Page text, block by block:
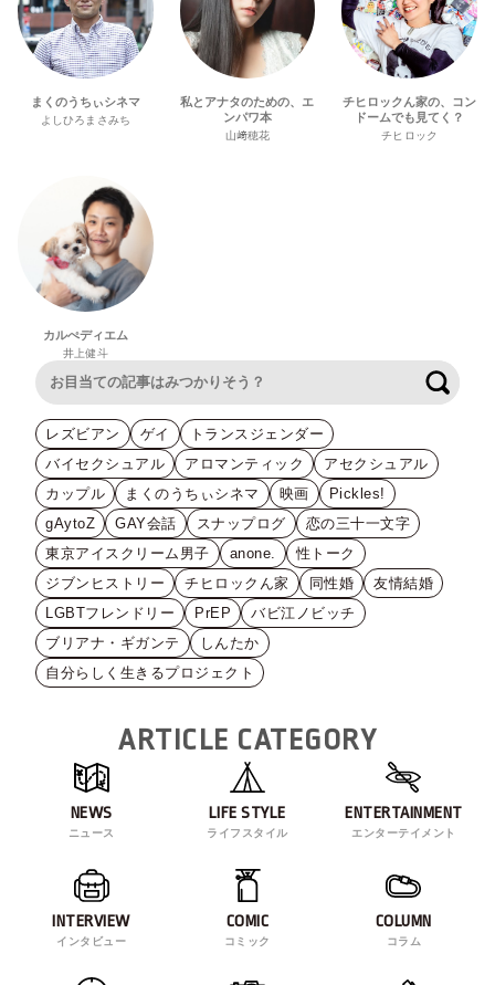
まくのうちぃシネマ
よしひろまさみち
私とアナタのための、エ
ンパワ本
山﨑穂花
チヒロックん家の、コン
ドームでも見てく？
チヒロック
カルぺディエム
井上健斗
レズビアン ゲイ
トランスジェンダー
バイセクシュアル
アロマンティック
アセクシュアル
カップル
まくのうちぃシネマ 映画
Pickles!
gAytoZ
GAY会話 スナップログ
恋の三十一文字
東京アイスクリーム男子
anone.
性トーク
ジブンヒストリー
チヒロックん家 同性婚
友情結婚
LGBTフレンドリー
PrEP
バビ江ノビッチ
ブリアナ・ギガンテ
しんたか
自分らしく生きるプロジェクト
ARTICLE CATEGORY
NEWS
ニュース
LIFE STYLE
ライフスタイル
ENTERTAINMENT
エンターテイメント
INTERVIEW
インタビュー
COMIC
コミック
COLUMN
コラム